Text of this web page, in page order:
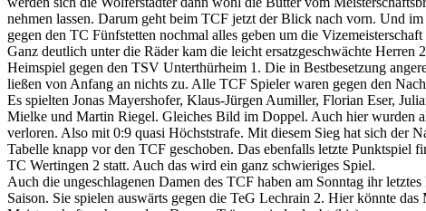
nehmen lassen. Darum geht beim TCF jetzt der Blick nach vorn. Und im
gegen den TC Fünfstetten nochmal alles geben um die Vizemeisterschaft
Ganz deutlich unter die Räder kam die leicht ersatzgeschwächte Herren
Heimspiel gegen den TSV Unterthürheim 1. Die in Bestbesetzung
ließen von Anfang an nichts zu. Alle TCF Spieler waren gegen den
Es spielten Jonas Mayershofer, Klaus-Jürgen Aumiller, Florian Eser,
Mielke und Martin Riegel. Gleiches Bild im Doppel. Auch hier wurden
verloren. Also mit 0:9 quasi Höchststrafe. Mit diesem Sieg hat sich der
Tabelle knapp vor den TCF geschoben. Das ebenfalls letzte Punktspiel
TC Wertingen 2 statt. Auch das wird ein ganz schwieriges Spiel.
Auch die ungeschlagenen Damen des TCF haben am Sonntag ihr
Saison. Sie spielen auswärts gegen die TeG Lechrain 2. Hier könnte das